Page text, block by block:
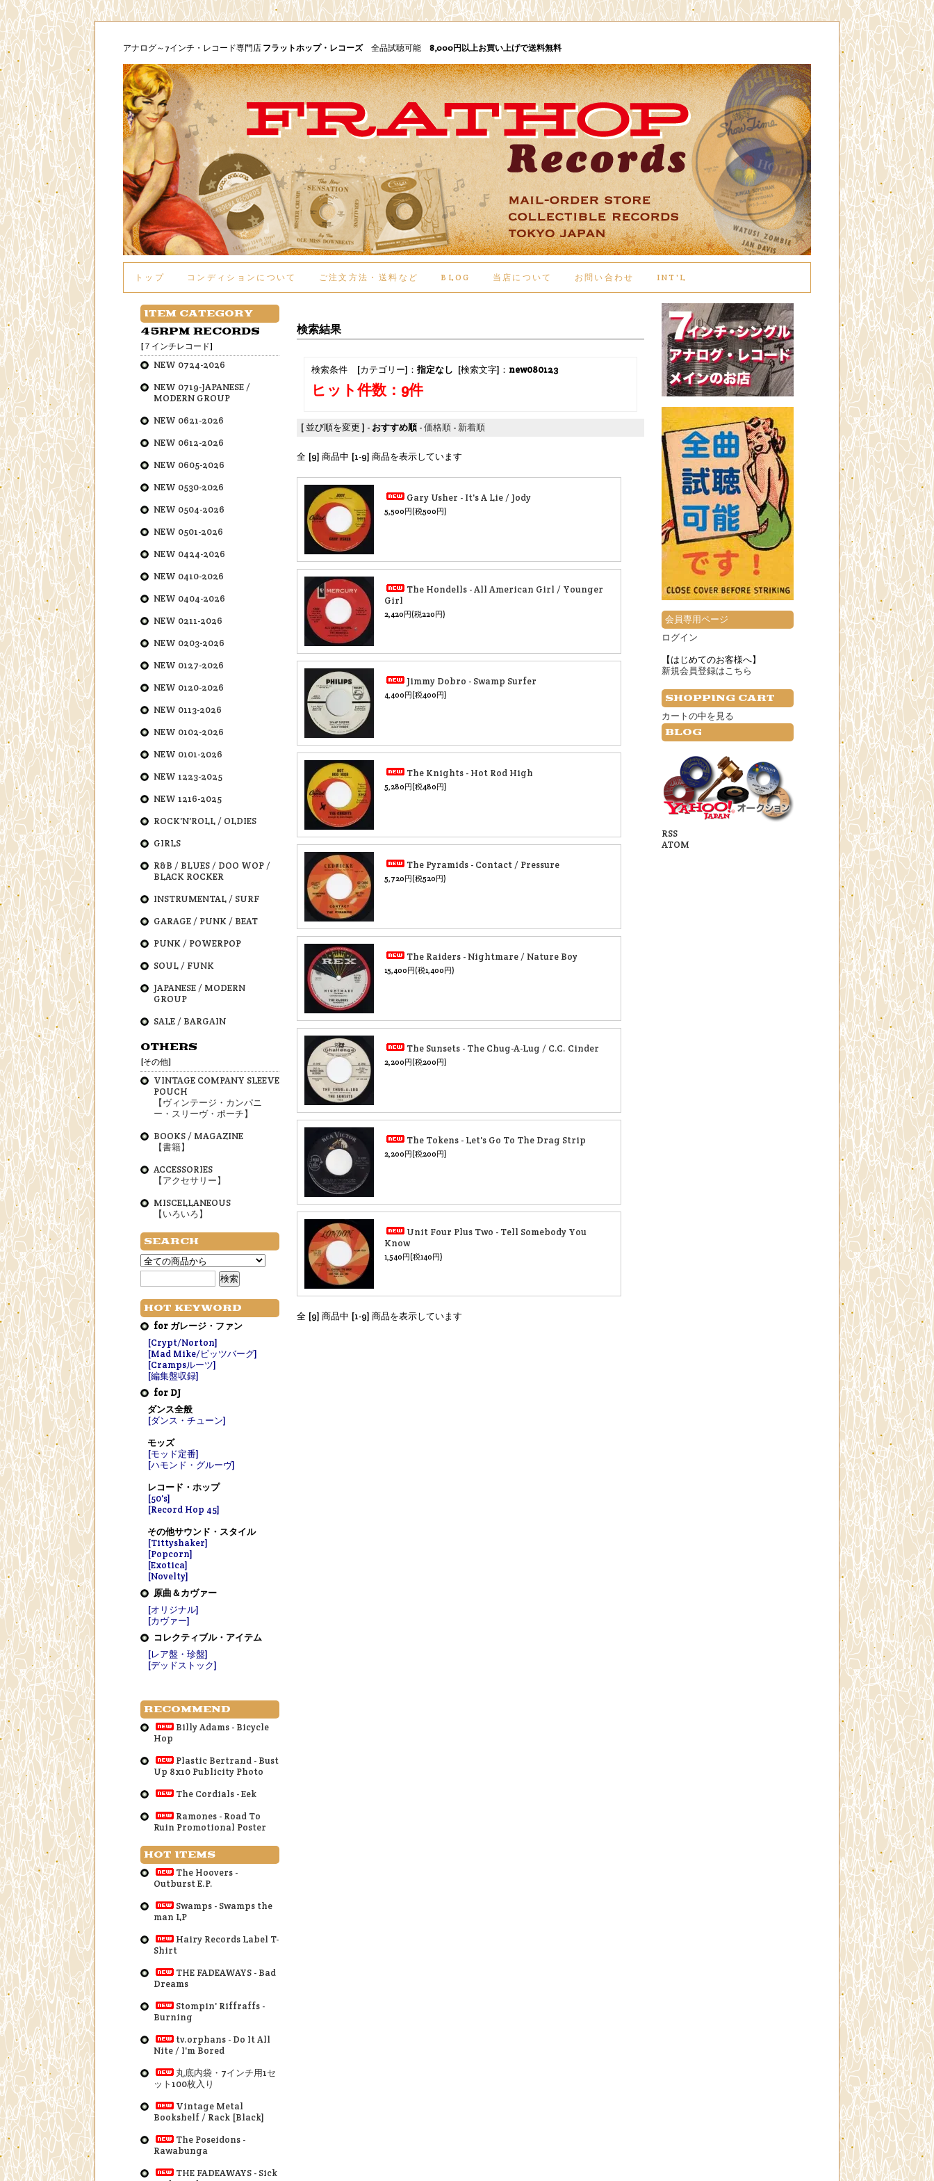
アナログ～7インチ・レコード専門店 フラットホップ・レコーズ全品試聴可能 8,000円以上お買い上げで送料無料
トップ コンディションについて ご注文方法・送料など BLOG 当店について お問い合わせ INT'L
検索結果
検索条件 [カテゴリー]： 指定なし [検索文字]： new080123
ヒット件数：9件
[ 並び順を変更 ] - おすすめ順-価格順 - 新着順
全 [9] 商品中 [1-9] 商品を表示しています
Gary Usher - It's A Lie / Jody
5,500円(税500円)
The Hondells - All American Girl / Younger
Girl
2,420円(税220円)
Jimmy Dobro - Swamp Surfer
4,400円(税400円)
The Knights - Hot Rod High
5,280円(税480円)
The Pyramids - Contact / Pressure
5,720円(税520円)
The Raiders - Nightmare / Nature Boy
15,400円(税1,400円)
The Sunsets - The Chug-A-Lug / C.C. Cinder
2,200円(税200円)
The Tokens - Let's Go To The Drag Strip
2,200円(税200円)
Unit Four Plus Two - Tell Somebody You
Know
1,540円(税140円)
全 [9] 商品中 [1-9] 商品を表示しています
ITEM CATEGORY
45RPM RECORDS
[７インチレコード]
NEW 0724-2026
NEW 0719-JAPANESE /
MODERN GROUP
NEW 0621-2026
NEW 0612-2026
NEW 0605-2026
NEW 0530-2026
NEW 0504-2026
NEW 0501-2026
NEW 0424-2026
NEW 0410-2026
NEW 0404-2026
NEW 0211-2026
NEW 0203-2026
NEW 0127-2026
NEW 0120-2026
NEW 0113-2026
NEW 0102-2026
NEW 0101-2026
NEW 1223-2025
NEW 1216-2025
ROCK'N'ROLL / OLDIES
GIRLS
R&B / BLUES / DOO WOP /
BLACK ROCKER
INSTRUMENTAL / SURF
GARAGE / PUNK / BEAT
PUNK / POWERPOP
SOUL / FUNK
JAPANESE / MODERN
GROUP
SALE / BARGAIN
OTHERS
[その他]
VINTAGE COMPANY SLEEVE
POUCH
【ヴィンテージ・カンパニ
ー・スリーヴ・ポーチ】
BOOKS / MAGAZINE
【書籍】
ACCESSORIES
【アクセサリー】
MISCELLANEOUS
【いろいろ】
SEARCH
HOT KEYWORD
for ガレージ・ファン
[Crypt/Norton]
[Mad Mike/ピッツバーグ]
[Crampsルーツ]
[編集盤収録]
for DJ
ダンス全般
[ダンス・チューン]
モッズ
[モッド定番]
[ハモンド・グルーヴ]
レコード・ホップ
[50's]
[Record Hop 45]
その他サウンド・スタイル
[Tittyshaker]
[Popcorn]
[Exotica]
[Novelty]
原曲＆カヴァー
[オリジナル]
[カヴァー]
コレクティブル・アイテム
[レア盤・珍盤]
[デッドストック]
RECOMMEND
Billy Adams - Bicycle
Hop
Plastic Bertrand - Bust
Up 8x10 Publicity Photo
The Cordials - Eek
Ramones - Road To
Ruin Promotional Poster
HOT ITEMS
The Hoovers -
Outburst E.P.
Swamps - Swamps the
man LP
Hairy Records Label T-
Shirt
THE FADEAWAYS - Bad
Dreams
Stompin' Riffraffs -
Burning
tv.orphans - Do It All
Nite / I'm Bored
丸底内袋・7インチ用1セ
ット100枚入り
Vintage Metal
Bookshelf / Rack [Black]
The Poseidons -
Rawabunga
THE FADEAWAYS - Sick
会員専用ページ
ログイン
【はじめてのお客様へ】
新規会員登録はこちら
SHOPPING CART
カートの中を見る
BLOG
RSS
ATOM